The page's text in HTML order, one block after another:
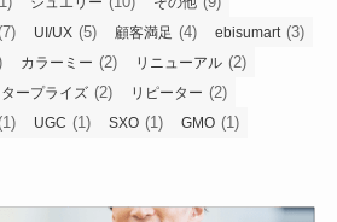
UI/UX (5) 顧客満足 (4) ebisumart (3)
カラーミー (2) リニューアル (2)
ープライズ (2) リピーター (2)
UGC (1) SXO (1) GMO (1)